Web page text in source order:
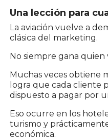
Una lección para
La aviación vuelve a
clásica del marketing.
No siempre gana quien
Muchas veces obtiene
logra que cada cliente
dispuesto a pagar por
Eso ocurre en los
turismo y
económica.